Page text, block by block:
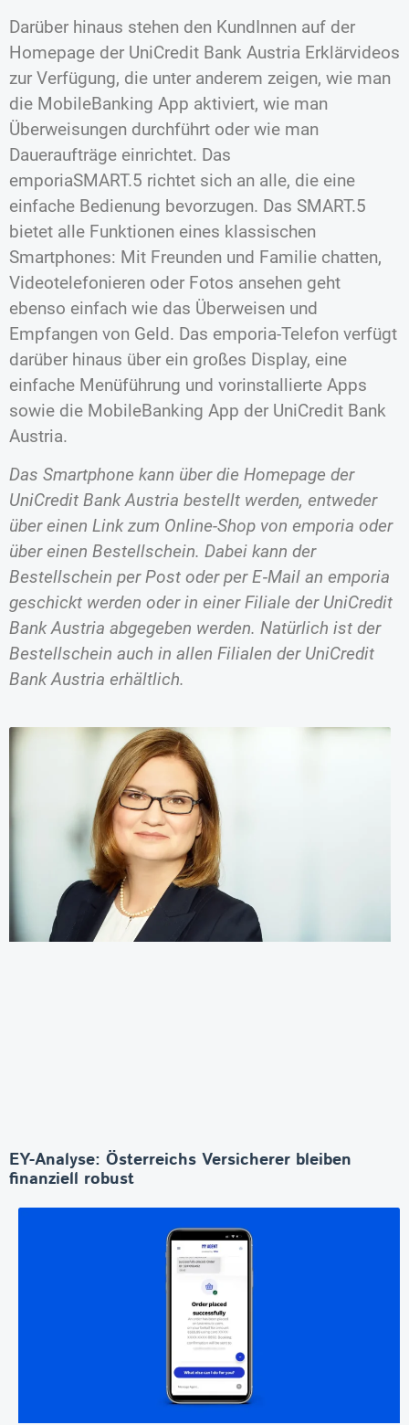
Darüber hinaus stehen den KundInnen auf der
Homepage der UniCredit Bank Austria Erklärvideos
zur Verfügung, die unter anderem zeigen, wie man
die MobileBanking App aktiviert, wie man
Überweisungen durchführt oder wie man
Daueraufträge einrichtet. Das
emporiaSMART.5 richtet sich an alle, die eine
einfache Bedienung bevorzugen. Das SMART.5
bietet alle Funktionen eines klassischen
Smartphones: Mit Freunden und Familie chatten,
Videotelefonieren oder Fotos ansehen geht
ebenso einfach wie das Überweisen und
Empfangen von Geld. Das emporia-Telefon verfügt
darüber hinaus über ein großes Display, eine
einfache Menüführung und vorinstallierte Apps
sowie die MobileBanking App der UniCredit Bank
Austria.
Das Smartphone kann über die Homepage der
UniCredit Bank Austria bestellt werden, entweder
über einen Link zum Online-Shop von emporia oder
über einen Bestellschein. Dabei kann der
Bestellschein per Post oder per E‑Mail an emporia
geschickt werden oder in einer Filiale der UniCredit
Bank Austria abgegeben werden. Natürlich ist der
Bestellschein auch in allen Filialen der UniCredit
Bank Austria erhältlich.
EY-Analyse: Österreichs Versicherer bleiben
finanziell robust